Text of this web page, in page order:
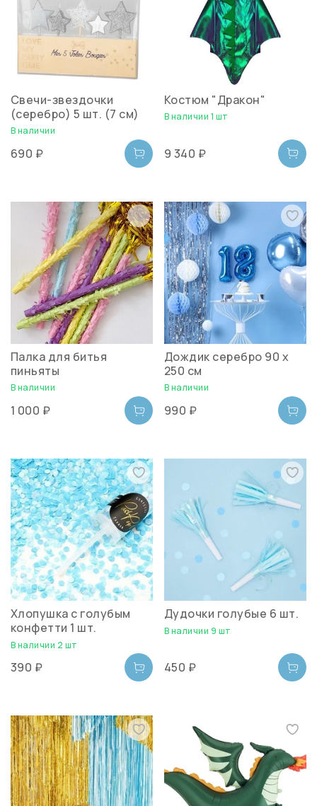
Свечи-звездочки
(серебро) 5 шт. (7 см)
В наличии
690 ₽
Костюм "Дракон"
В наличии 1 шт
9 340 ₽
Палка для битья
пиньяты
В наличии
1 000 ₽
Дождик серебро 90 х
250 см
В наличии
990 ₽
Хлопушка с голубым
конфетти 1 шт.
В наличии 2 шт
390 ₽
Дудочки голубые 6 шт.
В наличии 9 шт
450 ₽